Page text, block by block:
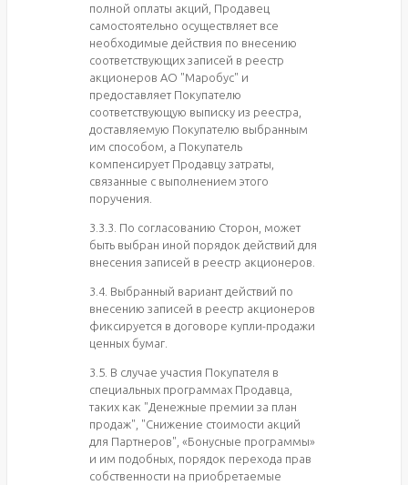
полной оплаты акций, Продавец
самостоятельно осуществляет все
необходимые действия по внесению
соответствующих записей в реестр
акционеров АО "Маробус" и
предоставляет Покупателю
соответствующую выписку из реестра,
доставляемую Покупателю выбранным
им способом, а Покупатель
компенсирует Продавцу затраты,
связанные с выполнением этого
поручения.
3.3.3. По согласованию Сторон, может
быть выбран иной порядок действий для
внесения записей в реестр акционеров.
3.4. Выбранный вариант действий по
внесению записей в реестр акционеров
фиксируется в договоре купли-продажи
ценных бумаг.
3.5. В случае участия Покупателя в
специальных программах Продавца,
таких как "Денежные премии за план
продаж", "Снижение стоимости акций
для Партнеров", «Бонусные программы»
и им подобных, порядок перехода прав
собственности на приобретаемые